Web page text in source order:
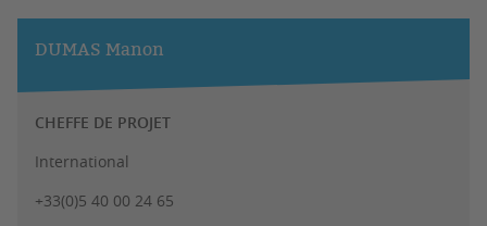
DUMAS Manon
CHEFFE DE PROJET
International
+33(0)5 40 00 24 65